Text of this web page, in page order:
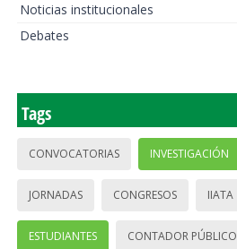
Noticias institucionales
Debates
Tags
CONVOCATORIAS INVESTIGACIÓN
JORNADAS CONGRESOS IIATA
ESTUDIANTES CONTADOR PÚBLICO